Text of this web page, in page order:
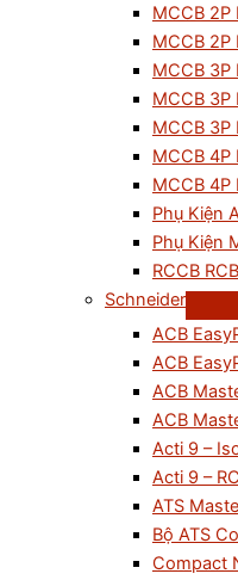
MCCB 2P
MCCB 2P
MCCB 3P
MCCB 3P
MCCB 3P
MCCB 4P
MCCB 4P
Phụ Kiện
Phụ Kiện
RCCB
Schneider
ACB
ACB
ACB
ACB
Acti 9 –
Acti 9 –
ATS
Bộ ATS
Compact